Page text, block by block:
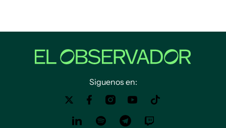
Siguenos en: